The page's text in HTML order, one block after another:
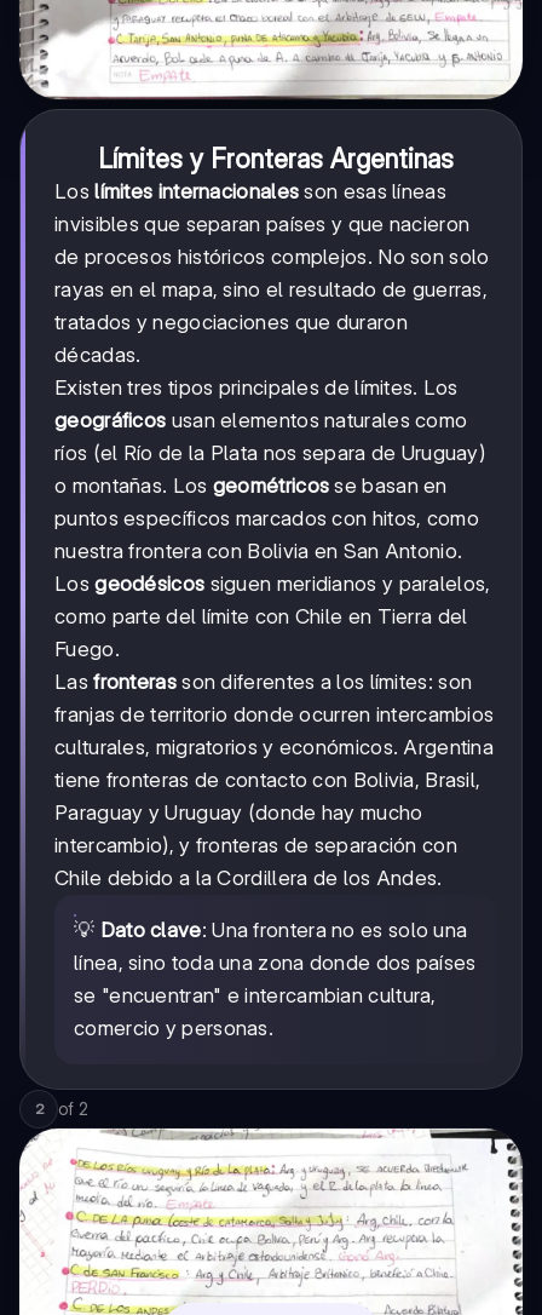
Límites y Fronteras Argentinas
Loslímites internacionales son esas líneas
invisibles que separan países y que nacieron
de procesos históricos complejos. No son solo
rayas en el mapa, sino el resultado de guerras,
tratados y negociaciones que duraron
décadas.
Existen tres tipos principales de límites. Los
geográficos usan elementos naturales como
ríos (el Río de la Plata nos separa de Uruguay)
o montañas. Los geométricos se basan en
puntos específicos marcados con hitos, como
nuestra frontera con Bolivia en San Antonio.
Losgeodésicos siguen meridianos y paralelos,
como parte del límite con Chile en Tierra del
Fuego.
Lasfronterasson diferentes a los límites: son
franjas de territorio donde ocurren intercambios
culturales, migratorios y económicos. Argentina
tiene fronteras de contacto con Bolivia, Brasil,
Paraguay y Uruguay (donde hay mucho
intercambio), y fronteras de separación con
Chile debido a la Cordillera de los Andes.
💡 Dato clave: Una frontera no es solo una
línea, sino toda una zona donde dos países
se "encuentran" e intercambian cultura,
comercio y personas.
2 of 2